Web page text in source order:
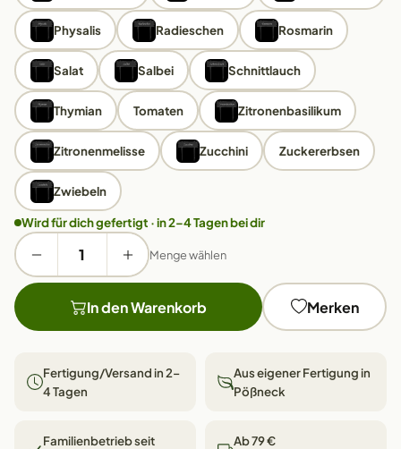
Physalis Radieschen Rosmarin
Salat Salbei Schnittlauch
Thymian Tomaten Zitronenbasilikum
Zitronenmelisse Zucchini Zuckererbsen
Zwiebeln
Wird für dich gefertigt · in 2–4 Tagen bei dir
Menge wählen
In den Warenkorb Merken
Fertigung/Versand in 2–
4 Tagen
Aus eigener Fertigung in
Pößneck
Familienbetrieb seit
Ab 79 €